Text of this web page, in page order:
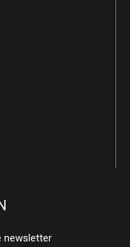
newsletter